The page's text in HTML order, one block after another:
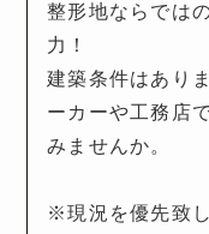
整形地ならでは
力！
建築条件はあり
ーカーや工務店
みませんか。
※現況を優先致